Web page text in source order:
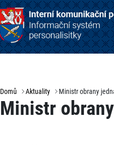
Domů Aktuality Ministr obrany
Ministr